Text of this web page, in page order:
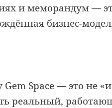
и меморандум —
бизнес-
Gem Space — это не
реальный,